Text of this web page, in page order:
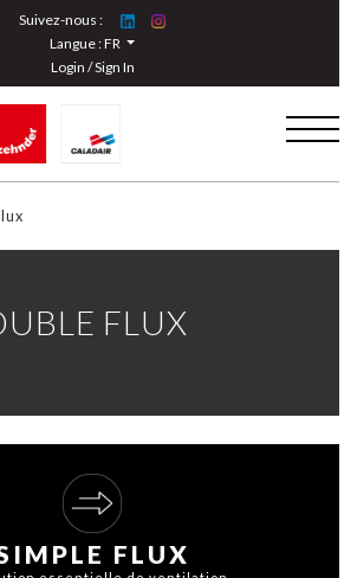
Suivez-nous :
Langue :FR
Login / Sign In
FLUX
FLUX